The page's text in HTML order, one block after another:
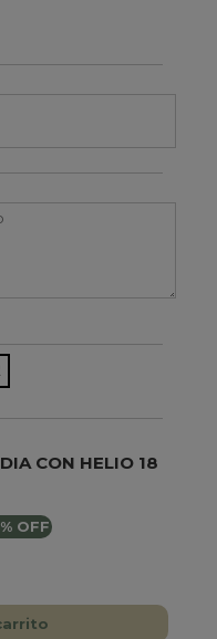
CON HELIO 18
OFF